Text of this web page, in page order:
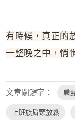
有時候，真正的
一整晚之中，悄
文章關鍵字： 肩
上班族肩頸放鬆